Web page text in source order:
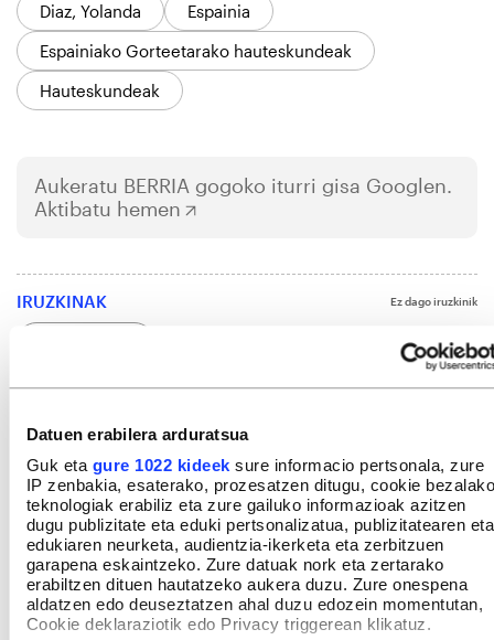
Datuen erabilera arduratsua
Guk eta gure 1022 kideek sure informacio pertsonala, zure
IP zenbakia, esaterako, prozesatzen ditugu, cookie bezalako
teknologiak erabiliz eta zure gailuko informazioak azitzen
dugu publizitate eta eduki pertsonalizatua, publizitatearen eta
edukiaren neurketa, audientzia-ikerketa eta zerbitzuen
garapena eskaintzeko. Zure datuak nork eta zertarako
erabiltzen dituen hautatzeko aukera duzu. Zure onespena
aldatzen edo deuseztatzen ahal duzu edozein momentutan,
Cookie deklaraziotik edo Privacy triggerean klikatuz.
Diaz, Yolanda
Espainia
Espainiako Gorteetarako hauteskundeak
Hauteskundeak
Aukeratu BERRIA gogoko iturri gisa Googlen.
Aktibatu hemen
IRUZKINAK Ez dago iruzkinik